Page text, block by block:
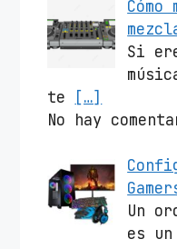
Si
te
[…]
No hay
Un
es